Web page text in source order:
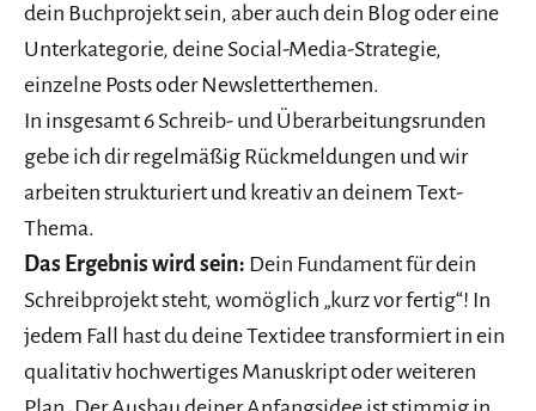
dein Buchprojekt sein, aber auch dein Blog oder eine
Unterkategorie, deine Social-Media-Strategie,
einzelne Posts oder Newsletterthemen.
In insgesamt 6 Schreib- und Überarbeitungsrunden
gebe ich dir regelmäßig Rückmeldungen und wir
arbeiten strukturiert und kreativ an deinem Text-
Thema.
Das Ergebnis wird sein: Dein Fundament für dein
Schreibprojekt steht, womöglich „kurz vor fertig“! In
jedem Fall hast du deine Textidee transformiert in ein
qualitativ hochwertiges Manuskript oder weiteren